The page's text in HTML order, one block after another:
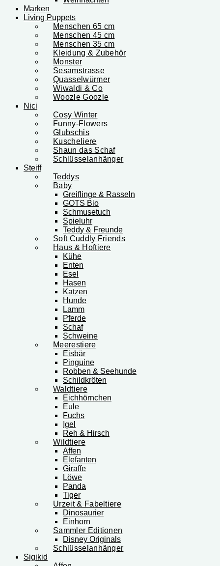
Marken
Living Puppets
Menschen 65 cm
Menschen 45 cm
Menschen 35 cm
Kleidung & Zubehör
Monster
Sesamstrasse
Quasselwürmer
Wiwaldi & Co
Woozle Goozle
Nici
Cosy Winter
Funny-Flowers
Glubschis
Kuscheliere
Shaun das Schaf
Schlüsselanhänger
Steiff
Teddys
Baby
Greiflinge & Rasseln
GOTS Bio
Schmusetuch
Spieluhr
Teddy & Freunde
Soft Cuddly Friends
Haus & Hoftiere
Kühe
Enten
Esel
Hasen
Katzen
Hunde
Lamm
Pferde
Schaf
Schweine
Meerestiere
Eisbär
Pinguine
Robben & Seehunde
Schildkröten
Waldtiere
Eichhörnchen
Eule
Fuchs
Igel
Reh & Hirsch
Wildtiere
Affen
Elefanten
Giraffe
Löwe
Panda
Tiger
Urzeit & Fabeltiere
Dinosaurier
Einhorn
Sammler Editionen
Disney Originals
Schlüsselanhänger
Sigikid